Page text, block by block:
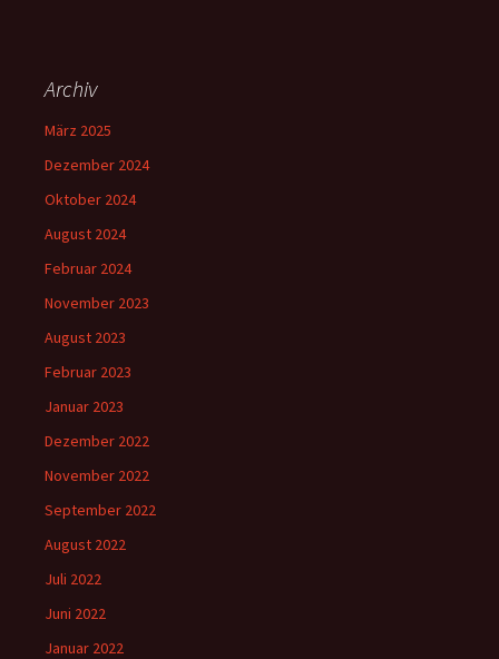
Archiv
März 2025
Dezember 2024
Oktober 2024
August 2024
Februar 2024
November 2023
August 2023
Februar 2023
Januar 2023
Dezember 2022
November 2022
September 2022
August 2022
Juli 2022
Juni 2022
Januar 2022